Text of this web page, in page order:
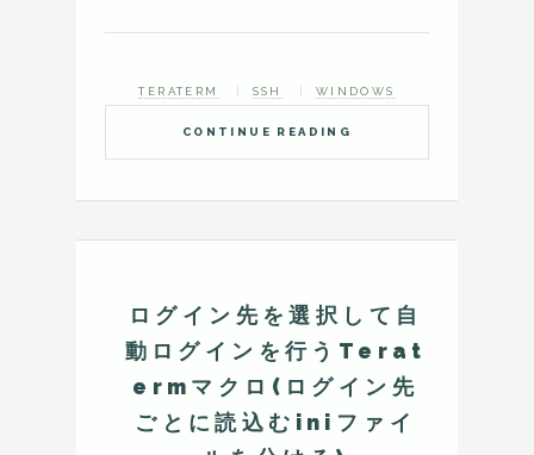
CONTINUE READING
TERATERM SSH WINDOWS
ログイン先を選択して自
動ログインを行うTerat
ermマクロ(ログイン先
ごとに読込むiniファイ